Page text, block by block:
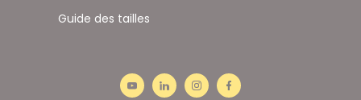
Guide des tailles